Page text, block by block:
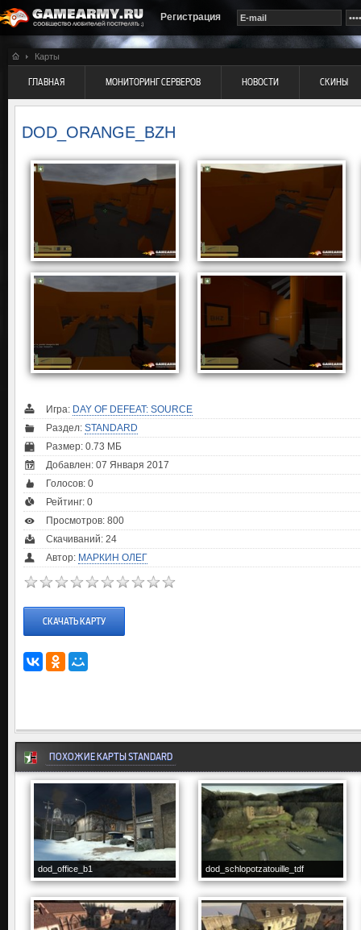
Регистрация
Карты
ГЛАВНАЯ МОНИТОРИНГ СЕРВЕРОВ НОВОСТИ СКИНЫ
DOD_ORANGE_BZH
Игра: DAY OF DEFEAT: SOURCE
Раздел: STANDARD
Размер: 0.73 МБ
Добавлен: 07 Января 2017
Голосов: 0
Рейтинг: 0
Просмотров: 800
Скачиваний: 24
Автор: МАРКИН ОЛЕГ
СКАЧАТЬ КАРТУ
ПОХОЖИЕ КАРТЫ STANDARD
dod_office_b1 dod_schlopotzatouille_tdf